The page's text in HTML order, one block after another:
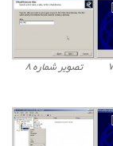
تصویر شماره ۸